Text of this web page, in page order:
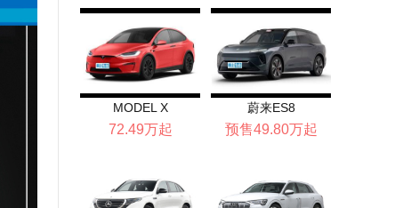
MODEL X
72.49万起
蔚来ES8
预售49.80万起